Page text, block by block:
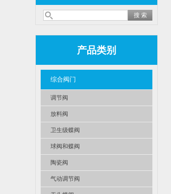
产品类别
综合阀门
调节阀
放料阀
卫生级蝶阀
球阀和蝶阀
陶瓷阀
气动调节阀